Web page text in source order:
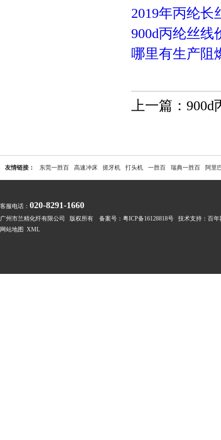
2019年丙纶长
900d丙纶丝线
哪里有生产阻
上一篇： 900d
友情链接： 东莞一胜百 高速冲床 搓牙机 打头机 一胜百 瑞典一胜百 阿里
客服电话： 020-8291-1660
广州市兰精化纤有限公司 版权所有 备案号： 粤ICP备16128818号 技术支持： 百年
网站地图 XML